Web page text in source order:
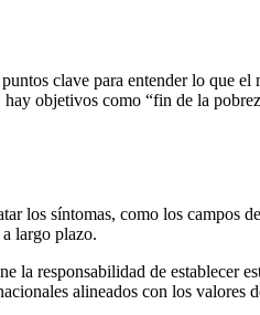
clave para entender lo que el
objetivos como “fin de la
los síntomas, como los campos
largo plazo.
responsabilidad de establecer
alineados con los valores